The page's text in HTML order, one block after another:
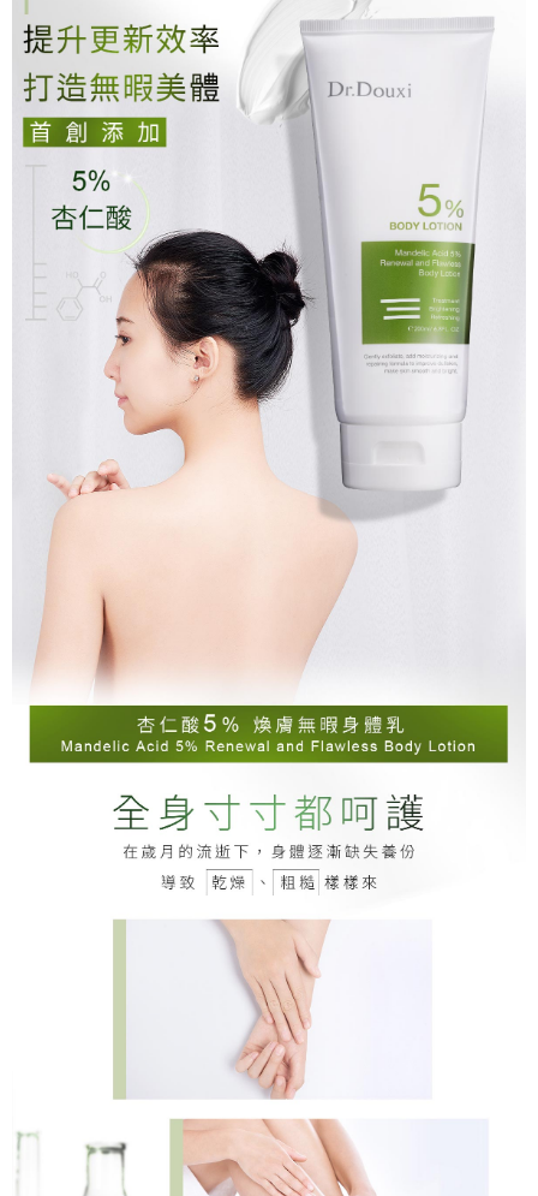
3.完整用戶服務條款，請詳閱以下連結：
https://oppay.tw/userRule
【注意事項】
１．透過由恩沛科技股份有限公司提供之「AFTEE先享後付」服務完成之交
易，需依本服務之必要範圍內提供個人資料，並將交易相關給付款項請求債
權轉讓予恩沛科技股份有限公司。
２．關於個人資料處理事宜，請瀏覽以下網址：
https://aftee.tw/terms/#terms3
３．未成年的使用者請事先徵得法定代理人或監護人之同意方可使用
「AFTEE先享後付」，若未經同意申辦者引起之損失，本公司不負相關責
任。
４．使用「AFTEE先享後付」時，將依據個別帳號之用戶狀況，依本公司即
時審查核予不同之上限額度；若仍有額度不足之情形，本公司將視審查結果
請求用戶進行身份認證。
５．嚴禁一人註冊多個帳號或使用他人資訊註冊。若發現惡意使用之情形，
恩沛科技股份有限公司將有權停止該用戶之使用額度並採取法律行動。
每筆NT$70，滿NT$1,000(含以上)免運費
7-11付款取貨
每筆NT$70，滿NT$1,000(含以上)免運費
付款後7-11取貨
每筆NT$70，滿NT$1,000(含以上)免運費
每筆NT$70，滿NT$1,000(含以上)免運費
宅配-離島
每筆NT$100，滿NT$1,500(含以上)免運費
新竹貨到付款
每筆NT$100，滿NT$1,200(含以上)免運費